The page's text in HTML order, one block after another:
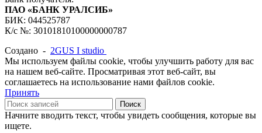
ПАО «БАНК УРАЛСИБ»
БИК: 044525787
К/с №: 30101810100000000787
Создано - 2GUS I studio
Мы используем файлы cookie, чтобы улучшить работу для вас
на нашем веб-сайте. Просматривая этот веб-сайт, вы
соглашаетесь на использование нами файлов cookie.
Принять
Поиск
Начните вводить текст, чтобы увидеть сообщения, которые вы
ищете.